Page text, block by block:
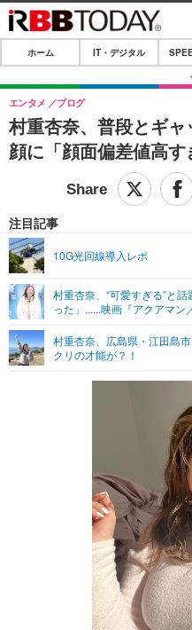
ホーム
IT・デジタル
IT・デジタルTOP
ショッピング
SPEED TEST
エンタメTOP
グラビア
ショッピング
ライフTOP
その他
リリース一覧
プッシュ通知の停止方法
ホーム IT・デジタル
村重杏奈、普段とギ
顔に「顔面偏差値高
エンタメ ブログ
注目記事
10G光回線導入レポ
村重杏奈、“可愛すぎる”と
った」......映画『アクアマン
村重杏奈、広島県・江田島
クリの才能が？！